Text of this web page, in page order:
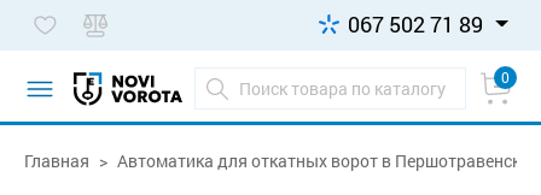
067 502 71 89
0
Главная Автоматика для откатных ворот в Першотравенске